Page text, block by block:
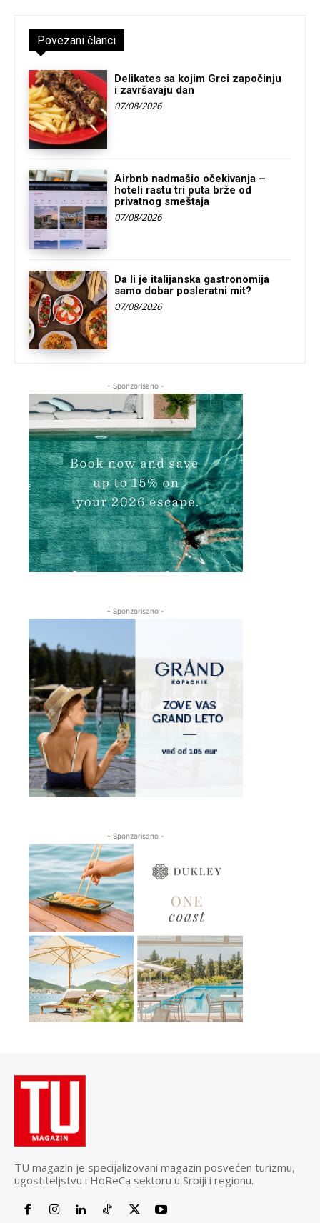
Povezani članci
Delikates sa kojim Grci započinju
i završavaju dan
07/08/2026
Airbnb nadmašio očekivanja –
hoteli rastu tri puta brže od
privatnog smeštaja
07/08/2026
Da li je italijanska gastronomija
samo dobar posleratni mit?
07/08/2026
- Sponzorisano -
- Sponzorisano -
- Sponzorisano -
TU magazin je specijalizovani magazin posvećen turizmu,
ugostiteljstvu i HoReCa sektoru u Srbiji i regionu.